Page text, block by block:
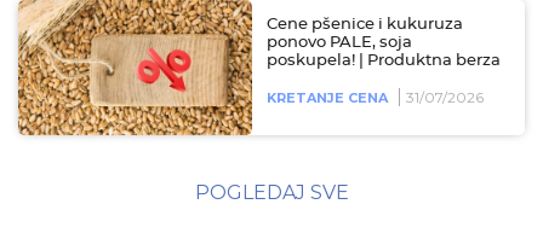
Cene pšenice i kukuruza
ponovo PALE, soja
poskupela! | Produktna berza
KRETANJE CENA 31/07/2026
POGLEDAJ SVE